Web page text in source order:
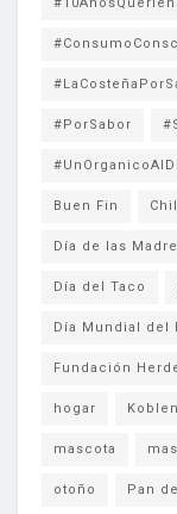
#PorSabor
Buen Fin
Día de las
Día del Taco
Día Mundial del
Fundación
hogar
mascota
otoño Pan